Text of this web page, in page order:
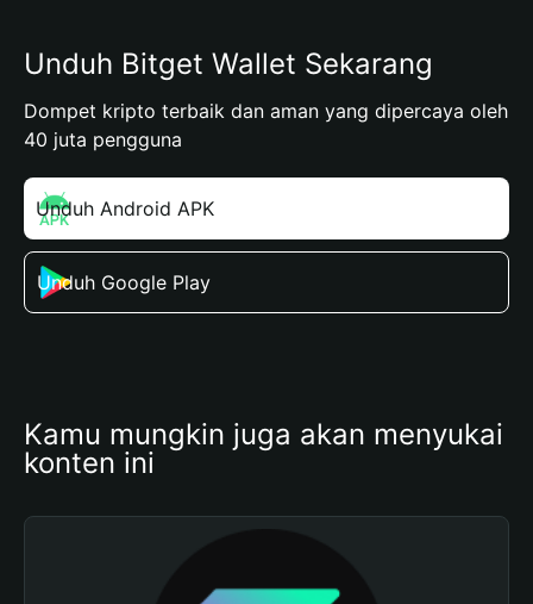
Unduh Bitget Wallet Sekarang
Dompet kripto terbaik dan aman yang dipercaya oleh
40 juta pengguna
Unduh Android APK
Unduh Google Play
Kamu mungkin juga akan menyukai
konten ini